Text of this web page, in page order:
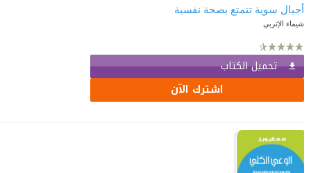
شيماء الإتربي
تحميل الكتاب
اشترك الآن